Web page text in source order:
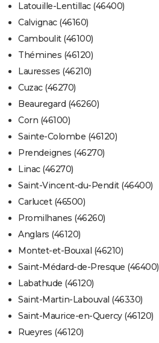
Latouille-Lentillac (46400)
Calvignac (46160)
Camboulit (46100)
Thémines (46120)
Lauresses (46210)
Cuzac (46270)
Beauregard (46260)
Corn (46100)
Sainte-Colombe (46120)
Prendeignes (46270)
Linac (46270)
Saint-Vincent-du-Pendit (46400)
Carlucet (46500)
Promilhanes (46260)
Anglars (46120)
Montet-et-Bouxal (46210)
Saint-Médard-de-Presque (46400)
Labathude (46120)
Saint-Martin-Labouval (46330)
Saint-Maurice-en-Quercy (46120)
Rueyres (46120)